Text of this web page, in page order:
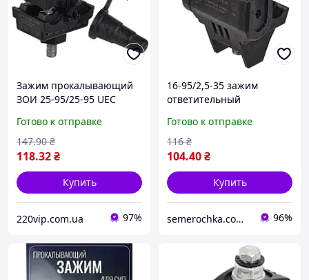
Зажим прокалывающий
ЗОИ 25-95/25-95 UEC
прокол, ответвительный
изолирующий
(Улучшенные)
Готово к отправке
118.32₴
147.90 ₴
Купить
220vip.com.ua 97%
16-95/2,5-35 зажим
ответительный
кабельный прокол
прокалывающий УЕК
Готово к отправке
104.40₴
116 ₴
Купить
semerochka.com.ua 96%